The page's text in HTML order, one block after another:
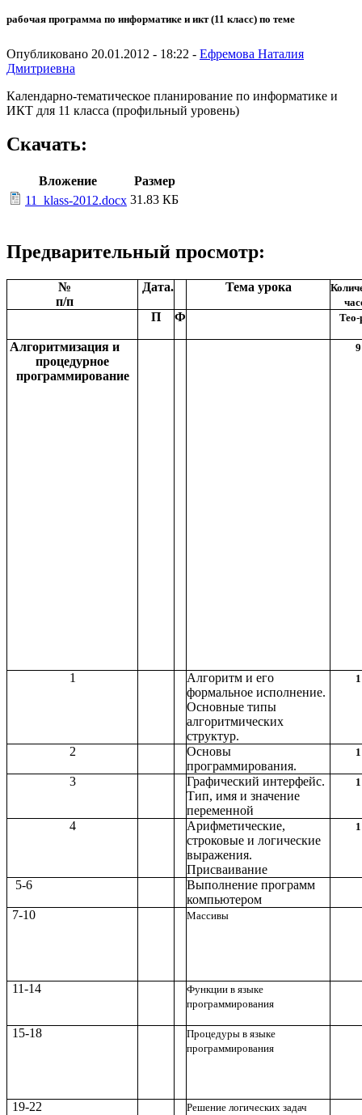
рабочая программа по информатике и икт (11 класс) по теме
Опубликовано 20.01.2012 - 18:22 - Ефремова Наталия
Дмитриевна
Календарно-тематическое планирование по информатике и
ИКТ для 11 класса (профильный уровень)
Скачать:
Вложение
Размер
11_klass-2012.docx 31.83 КБ
Предварительный просмотр:
№
п/п
Дата. Тема урока
П Ф Тео-
Алгоритмизация и
процедурное
программирование
9
1
Алгоритм и его
формальное исполнение.
Основные типы
алгоритмических
структур.
1
2
Основы
программирования.
1
3
Графический интерфейс.
Тип, имя и значение
переменной
1
4
Арифметические,
строковые и логические
выражения.
Присваивание
1
5-6
Выполнение программ
компьютером
7-10
Массивы
11-14
Функции в языке
программирования
15-18
Процедуры в языке
программирования
19-22 Решение логических задач